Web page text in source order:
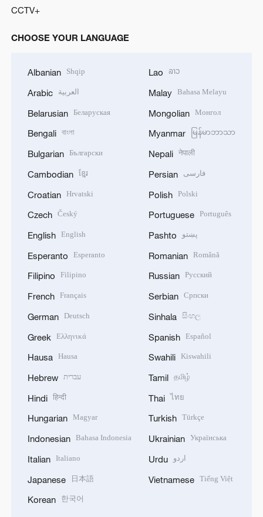
CCTV+
CHOOSE YOUR LANGUAGE
Albanian Shqip
Arabic العربية
Belarusian Беларуская
Bengali বাংলা
Bulgarian Български
Cambodian ខ្មែរ
Croatian Hrvatski
Czech Český
English English
Esperanto Esperanto
Filipino Filipino
French Français
German Deutsch
Greek Ελληνικά
Hausa Hausa
Hebrew עברית
Hindi हिन्दी
Hungarian Magyar
Indonesian Bahasa Indonesia
Italian Italiano
Japanese 日本語
Korean 한국어
Lao ລາວ
Malay Bahasa Melayu
Mongolian Монгол
Myanmar မြန်မာဘာသာ
Nepali नेपाली
Persian فارسی
Polish Polski
Portuguese Português
Pashto پښتو
Romanian Română
Russian Русский
Serbian Српски
Sinhala සිංහල
Spanish Español
Swahili Kiswahili
Tamil தமிழ்
Thai ไทย
Turkish Türkçe
Ukrainian Українська
Urdu اردو
Vietnamese Tiếng Việt